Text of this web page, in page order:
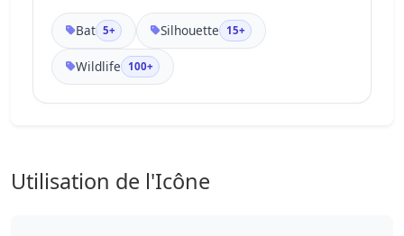
Bat 5+ Silhouette 15+
Wildlife 100+
Utilisation de l'Icône